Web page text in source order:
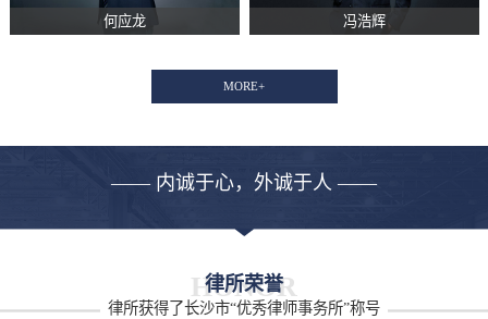
何应龙 冯浩辉
MORE+
—— 内诚于心，外诚于人 ——
HONOR
律所荣誉
律所获得了长沙市“优秀律师事务所”称号